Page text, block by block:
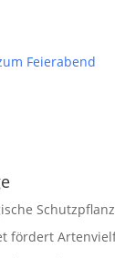
Feierabend
fördert